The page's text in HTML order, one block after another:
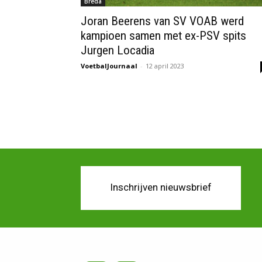
Joran Beerens van SV VOAB werd
kampioen samen met ex-PSV spits
Jurgen Locadia
VoetbalJournaal - 12 april 2023
Inschrijven nieuwsbrief